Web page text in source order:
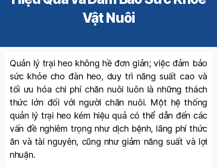
Vật Nuôi
Quản lý trại heo không hề đơn giản; việc đảm bảo
sức khỏe cho đàn heo, duy trì năng suất cao và
tối ưu hóa chi phí chăn nuôi luôn là những thách
thức lớn đối với người chăn nuôi. Một hệ thống
quản lý trại heo kém hiệu quả có thể dẫn đến các
vấn đề nghiêm trọng như dịch bệnh, lãng phí thức
ăn và tài nguyên, cũng như giảm năng suất và lợi
nhuận.